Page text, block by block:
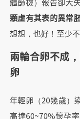
顆虛有其表的異常
想想，也好！至少
兩輪合卵不成
卵
年輕卵（20幾歲）
高達60~70%懷孕